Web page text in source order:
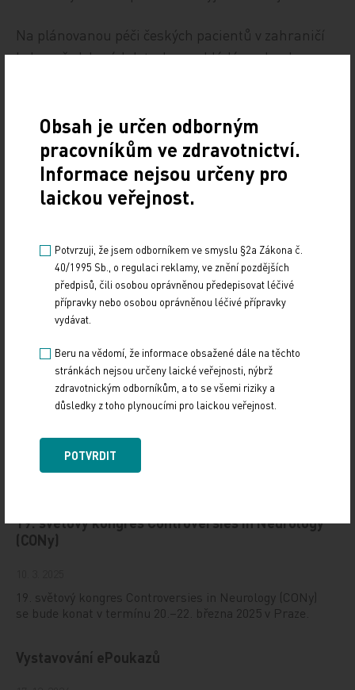
Na plánovanou péči českých pacientů v zahraničí
bylo v předchozích letech vynakládáno zhruba
které se ročně pohybují kolem 220 miliard korun.
ČTK
Zdroj: ČTK
LEGISLATIVA
Sdílejte článek
19. světový kongres Controversies in Neurology
(CONy)
19. světový kongres Controversies in Neurology (CONy)
se bude konat v termínu 20.–22. března 2025 v Praze.
Vystavování ePoukazů
Obsah je určen odborným
pracovníkům ve zdravotnictví.
Informace nejsou určeny pro
laickou veřejnost.
Potvrzuji, že jsem odborníkem ve smyslu §2a Zákona č.
40/1995 Sb., o regulaci reklamy, ve znění pozdějších
předpisů, čili osobou oprávněnou předepisovat léčivé
přípravky nebo osobou oprávněnou léčivé přípravky
vydávat.
Beru na vědomí, že informace obsažené dále na těchto
stránkách nejsou určeny laické veřejnosti, nýbrž
zdravotnickým odborníkům, a to se všemi riziky a
důsledky z toho plynoucími pro laickou veřejnost.
POTVRDIT